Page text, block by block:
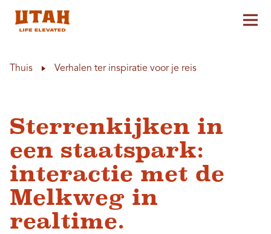
Thuis Verhalen ter inspiratie voor je reis
Sterrenkijken in
een staatspark:
interactie met de
Melkweg in
realtime.